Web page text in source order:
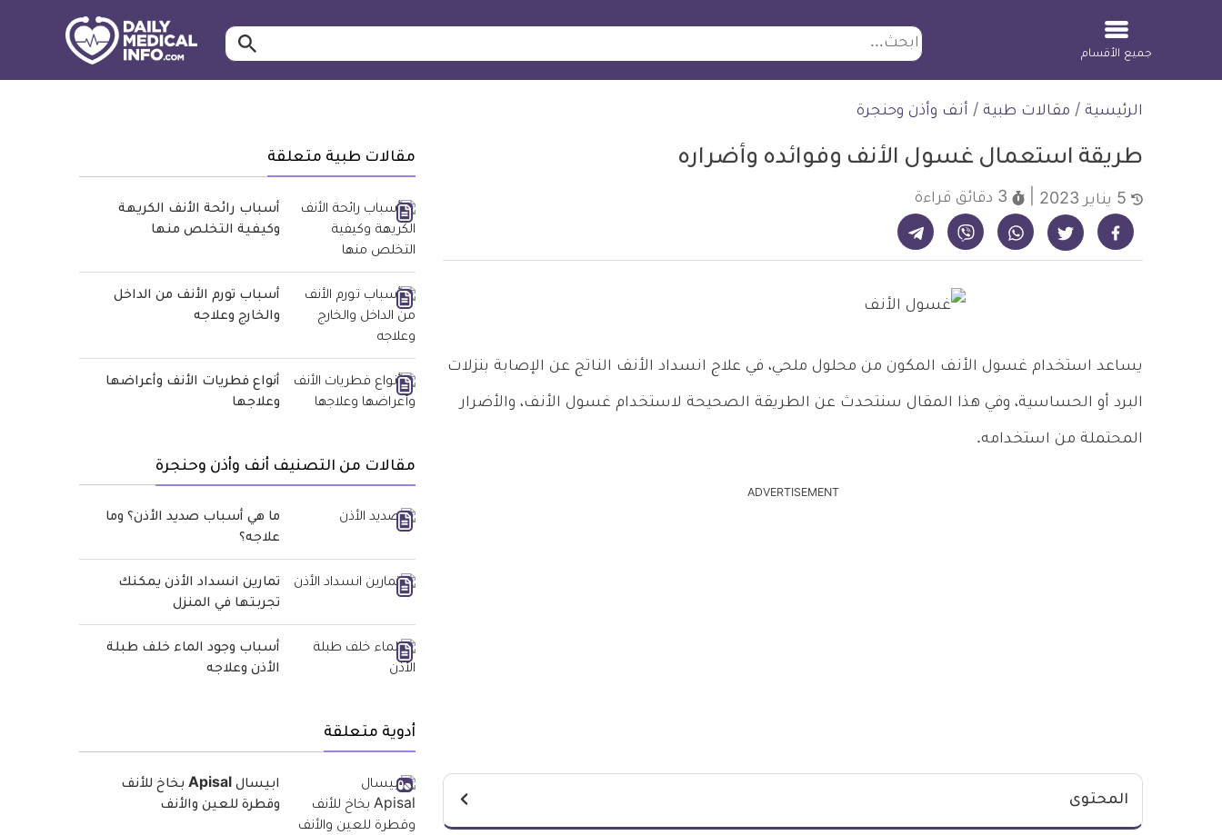
ابحث ابحث…
جميع الأقسام
الرئيسية / مقالات طبية / أنف وأذن وحنجرة
طريقة استعمال غسول الأنف وفوائده وأضراره
3 دقائق قراءة
شارك على فيسبوك - ديلي ميديكال انفو شارك على تويتر - ديلي ميديكال انفو شارك على واتساب - ديلي ميديكال انفو شارك على فايبر - ديلي ميديكال انفو شارك على تيليجرام - ديلي ميديكال انفو
يساعد استخدام غسول الأنف المكون من محلول ملحي، في علاج انسداد الأنف الناتج عن الإصابة بنزلات
البرد أو الحساسية، وفي هذا المقال سنتحدث عن الطريقة الصحيحة لاستخدام غسول الأنف، والأضرار
المحتملة من استخدامه.
ADVERTISEMENT
المحتوى
مقالات طبية متعلقة
أسباب رائحة الأنف الكريهة
وكيفية التخلص منها
أسباب تورم الأنف من الداخل
والخارج وعلاجه
أنواع فطريات الأنف وأعراضها
وعلاجها
مقالات من التصنيف أنف وأذن وحنجرة
ما هي أسباب صديد الأذن؟ وما
علاجه؟
تمارين انسداد الأذن يمكنك
تجربتها في المنزل
أسباب وجود الماء خلف طبلة
الأذن وعلاجه
أدوية متعلقة
ابيسال Apisal بخاخ للأنف
وقطرة للعين والأنف